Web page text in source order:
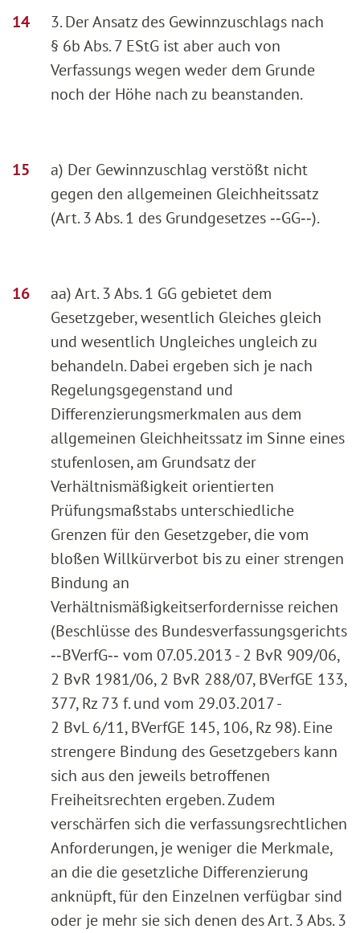
3. Der Ansatz des Gewinnzuschlags nach
§ 6b Abs. 7 EStG ist aber auch von
Verfassungs wegen weder dem Grunde
noch der Höhe nach zu beanstanden.
a) Der Gewinnzuschlag verstößt nicht
gegen den allgemeinen Gleichheitssatz
(Art. 3 Abs. 1 des Grundgesetzes ‑‑GG‑‑).
aa) Art. 3 Abs. 1 GG gebietet dem
Gesetzgeber, wesentlich Gleiches gleich
und wesentlich Ungleiches ungleich zu
behandeln. Dabei ergeben sich je nach
Regelungsgegenstand und
Differenzierungsmerkmalen aus dem
allgemeinen Gleichheitssatz im Sinne eines
stufenlosen, am Grundsatz der
Verhältnismäßigkeit orientierten
Prüfungsmaßstabs unterschiedliche
Grenzen für den Gesetzgeber, die vom
bloßen Willkürverbot bis zu einer strengen
Bindung an
Verhältnismäßigkeitserfordernisse reichen
(Beschlüsse des Bundesverfassungsgerichts
‑‑BVerfG‑‑ vom 07.05.2013 - 2 BvR 909/06,
2 BvR 1981/06, 2 BvR 288/07, BVerfGE 133,
377, Rz 73 f. und vom 29.03.2017 -
2 BvL 6/11, BVerfGE 145, 106, Rz 98). Eine
strengere Bindung des Gesetzgebers kann
sich aus den jeweils betroffenen
Freiheitsrechten ergeben. Zudem
verschärfen sich die verfassungsrechtlichen
Anforderungen, je weniger die Merkmale,
an die die gesetzliche Differenzierung
anknüpft, für den Einzelnen verfügbar sind
oder je mehr sie sich denen des Art. 3 Abs. 3